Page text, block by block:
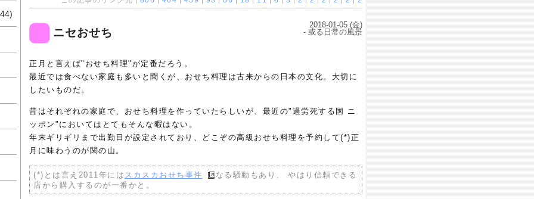
ニセおせち
2018-01-05 (金)
- 或る日常の風景
正月と言えば"おせち料理"が定番だろう。
最近では食べない家庭も多いと聞くが、おせち料理は古来からの日本の文化。大切に
したいものだ。
昔はそれぞれの家庭で、おせち料理を作っていたらしいが、最近の"過労死する国 ニ
ッポン"においてはとてもそんな暇はない。
年末ギリギリまで出勤日が設定されており、どこぞの高級おせち料理を予約して(*)正
月に味わうのが関の山。
(*)とは言え2011年には スカスカおせち事件
なる騒動もあり、 やはり信頼できる
店から購入するのが一番かと。